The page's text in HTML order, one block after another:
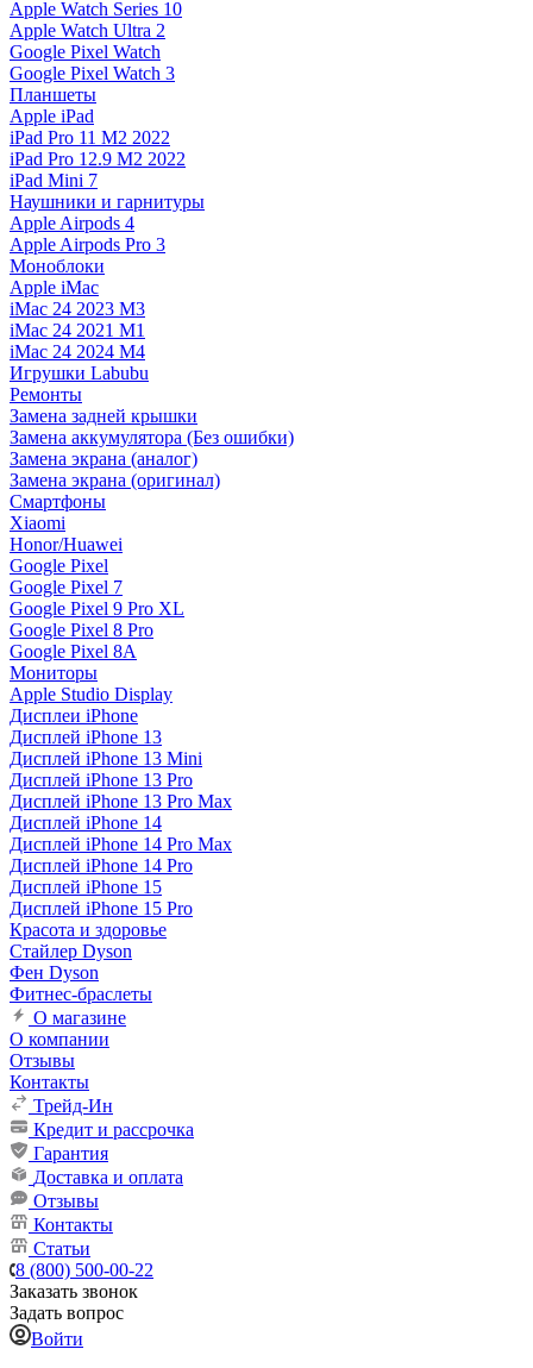
Apple Watch Series 10
Apple Watch Ultra 2
Google Pixel Watch
Google Pixel Watch 3
Планшеты
Apple iPad
iPad Pro 11 M2 2022
iPad Pro 12.9 M2 2022
iPad Mini 7
Наушники и гарнитуры
Apple Airpods 4
Apple Airpods Pro 3
Моноблоки
Apple iMac
iMac 24 2023 M3
iMac 24 2021 M1
iMac 24 2024 M4
Игрушки Labubu
Ремонты
Замена задней крышки
Замена аккумулятора (Без ошибки)
Замена экрана (аналог)
Замена экрана (оригинал)
Смартфоны
Xiaomi
Honor/Huawei
Google Pixel
Google Pixel 7
Google Pixel 9 Pro XL
Google Pixel 8 Pro
Google Pixel 8A
Мониторы
Apple Studio Display
Дисплеи iPhone
Дисплей iPhone 13
Дисплей iPhone 13 Mini
Дисплей iPhone 13 Pro
Дисплей iPhone 13 Pro Max
Дисплей iPhone 14
Дисплей iPhone 14 Pro Max
Дисплей iPhone 14 Pro
Дисплей iPhone 15
Дисплей iPhone 15 Pro
Красота и здоровье
Стайлер Dyson
Фен Dyson
Фитнес-браслеты
О магазине
О компании
Отзывы
Контакты
Трейд-Ин
Кредит и рассрочка
Гарантия
Доставка и оплата
Отзывы
Контакты
Статьи
8 (800) 500-00-22
Заказать звонок
Задать вопрос
Войти